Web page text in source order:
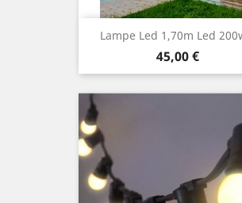
Lampe Led 1,70m Led
Prix
45,00 €